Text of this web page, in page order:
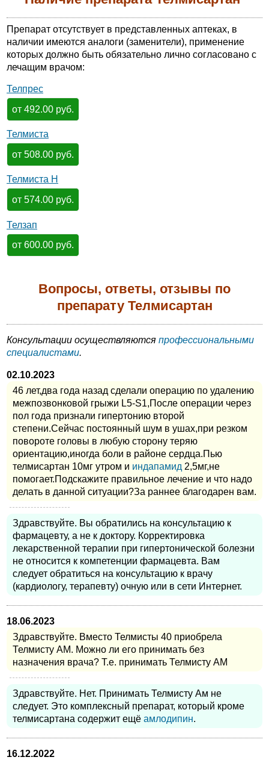
Препарат отсутствует в представленных аптеках, в
наличии имеются аналоги (заменители), применение
которых должно быть обязательно лично согласовано с
лечащим врачом:
Телпрес
от 492.00 руб.
Телмиста
от 508.00 руб.
Телмиста Н
от 574.00 руб.
Телзап
от 600.00 руб.
Вопросы, ответы, отзывы по
препарату Телмисартан
Консультации осуществляются профессиональными
специалистами.
02.10.2023
46 лет,два года назад сделали операцию по удалению
межпозвонковой грыжи L5-S1,После операции через
пол года признали гипертонию второй
степени.Сейчас постоянный шум в ушах,при резком
повороте головы в любую сторону теряю
ориентацию,иногда боли в районе сердца.Пью
телмисартан 10мг утром и индапамид 2,5мг,не
помогает.Подскажите правильное лечение и что надо
делать в данной ситуации?За раннее благодарен вам.
Здравствуйте. Вы обратились на консультацию к
фармацевту, а не к доктору. Корректировка
лекарственной терапии при гипертонической болезни
не относится к компетенции фармацевта. Вам
следует обратиться на консультацию к врачу
(кардиологу, терапевту) очную или в сети Интернет.
18.06.2023
Здравствуйте. Вместо Телмисты 40 приобрела
Телмисту АМ. Можно ли его принимать без
назначения врача? Т.е. принимать Телмисту АМ
Здравствуйте. Нет. Принимать Телмисту Ам не
следует. Это комплексный препарат, который кроме
телмисартана содержит ещё амлодипин.
16.12.2022